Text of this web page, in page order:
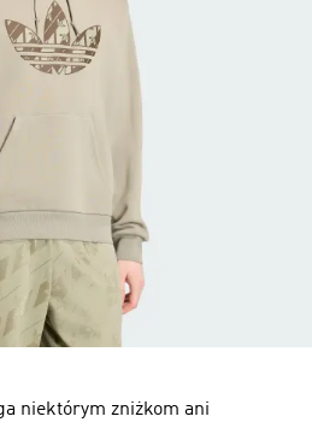
niektórym zniżkom ani